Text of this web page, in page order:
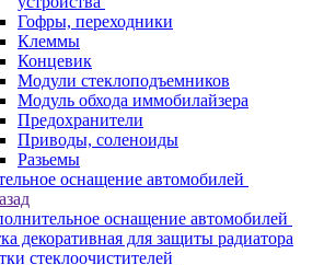
Гофры, переходники
Клеммы
Концевик
Модули стеклоподъемников
Модуль обхода иммобилайзера
Предохранители
Приводы, соленоиды
Разьемы
оснащение автомобилей
оснащение автомобилей
декоративная для защиты радиатора
стеклоочистителей